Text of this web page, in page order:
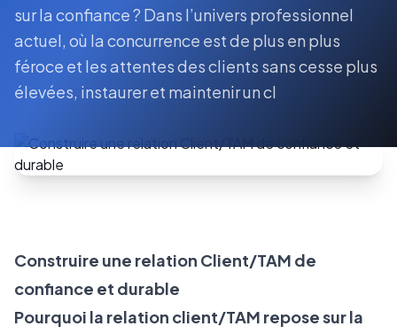
sur la confiance ? Dans l’univers professionnel
actuel, où la concurrence est de plus en plus
féroce et les attentes des clients sans cesse plus
élevées, instaurer et maintenir un cl
Construire une relation Client/TAM de
confiance et durable
Pourquoi la relation client/TAM repose sur la